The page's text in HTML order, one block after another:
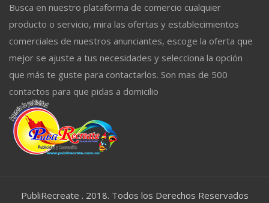
Busca en nuestro plataforma de comercio cualquier
producto o servicio, mira las ofertas y establecimientos
comerciales de nuestros anunciantes, escoge la oferta que
mejor se ajuste a tus necesidades y selecciona la opción
que más te guste para contactarlos. Son mas de 500
contactos para que pidas a domicilio
PubliRecreate . 2018. Todos los Derechos Reservados